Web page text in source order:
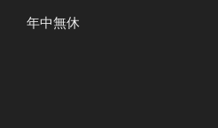
年中無休